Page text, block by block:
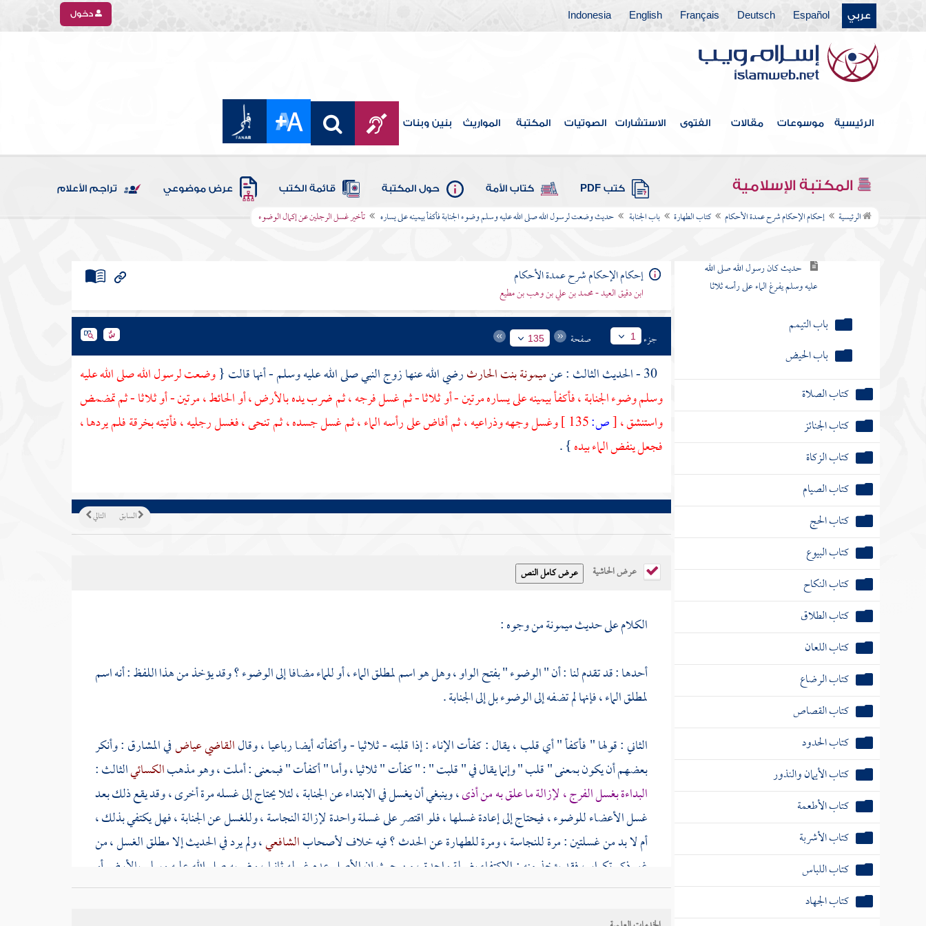
عربي Español
Deutsch
Français
English
Indonesia دخول
الرئيسية موسوعات مقالات الفتوى الاستشارات الصوتيات المكتبة المواريث بنين وبنات
المكتبة الإسلامية كتب PDF كتاب الأمة حول المكتبة قائمة الكتب عرض موضوعي تراجم الأعلام
الرئيسية إحكام الإحكام شرح عمدة الأحكام كتاب الطهارة باب الجنابة حديث وضعت لرسول الله صلى الله عليه وسلم وضوء الجنابة فأكفأ بيمينه على يساره تأخير غسل الرجلين عن إكمال الوضوء
نفض الماء عن الأعضاء
في الغسل والوضوء
حديث أيرقد أحدنا وهو جنب
الحق
حديث كنت أغسل الجنابة من ثوب
إلى الصلاة
حديث إذا جلس بين شعبها الأربع
حديث كان رسول الله صلى الله
عليه وسلم يفرغ الماء على رأسه ثلاثا
باب التيمم
باب الحيض
كتاب الصلاة
كتاب الجنائز
كتاب الزكاة
كتاب الصيام
كتاب الحج
كتاب البيوع
كتاب النكاح
كتاب الطلاق
كتاب اللعان
كتاب الرضاع
كتاب القصاص
كتاب الحدود
كتاب الأيمان والنذور
كتاب الأطعمة
كتاب الأشربة
كتاب اللباس
كتاب الجهاد
إحكام الإحكام شرح عمدة الأحكام
ابن دقيق العيد - محمد بن علي بن وهب بن مطيع
جزء 1 صفحة 135
ميمونة بنت الحارثرضي الله عنها زوج النبي صلى الله عليه وسلم - أنها قالت {وضعت لرسول الله صلى الله عليه
وسلم وضوء الجنابة ، فأكفأ بيمينه على يساره مرتين - أو ثلاثا - ثم غسل فرجه ، ثم ضرب يده بالأرض ، أو الحائط ، مرتين - أو ثلاثا - ثم تمضمض
واستنشق ،[ص:
وغسل وجهه وذراعيه ، ثم أفاض على رأسه الماء ، ثم غسل جسده ، ثم تنحى ، فغسل رجليه ، فأتيته بخرقة فلم يردها ،
فجعل ينفض الماء بيده} .
التالي السابق
عرض الحاشية
الكلام على حديثميمونةمن وجوه :
أحدها : قد تقدم لنا : أن " الوضوء " بفتح الواو ، وهل هو اسم لمطلق الماء ، أو للماء مضافا إلى الوضوء ؟ وقد يؤخذ من هذا اللفظ : أنه اسم
لمطلق الماء ، فإنها لم تضفه إلى الوضوء بل إلى الجنابة .
الثاني : قولها " فأكفأ " أي قلب ، يقال : كفأت الإناء : إذا قلبته - ثلاثيا - وأكفأته أيضا رباعيا ، وقالالقاضي عياضفي المشارق : وأنكر
بعضهم أن يكون بمعنى " قلب " وإنما يقال في " قلبت " : " كفأت " ثلاثيا ، وأما " أكفأت " فبمعنى : أملت ، وهو مذهبالكسائيالثالث :
البداءة بغسل الفرج ، لإزالة ما علق به من أذى، وينبغي أن يغسل في الابتداء عن الجنابة ، لئلا يحتاج إلى غسله مرة أخرى ، وقد يقع ذلك بعد
غسل الأعضاء للوضوء ، فيحتاج إلى إعادة غسلها ، فلو اقتصر على غسلة واحدة لإزالة النجاسة ، وللغسل عن الجنابة ، فهل يكتفي بذلك ،
أم لا بد من غسلتين : مرة للنجاسة ، ومرة للطهارة عن الحدث ؟ فيه خلاف لأصحابالشافعي، ولم يرد في الحديث إلا مطلق الغسل ، من
غير ذكر تكرار ، فقد يؤخذ منه : الاكتفاء بغسلة واحدة ، من حيث إن الأصل عدم غسله ثانيا ، وضربه صلى الله عليه وسلم بالأرض أو
الحائط : لإزالة ما لعله علق باليد من الرائحة ، زيادة في التنظيف .